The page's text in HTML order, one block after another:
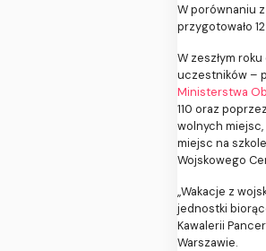
W porównaniu
przygotowało
W zeszłym
uczestników –
Ministerstwa
110 oraz
wolnych
miejsc na
Wojskowego
„Wakacje z
jednostki
Kawalerii
Warszawie.